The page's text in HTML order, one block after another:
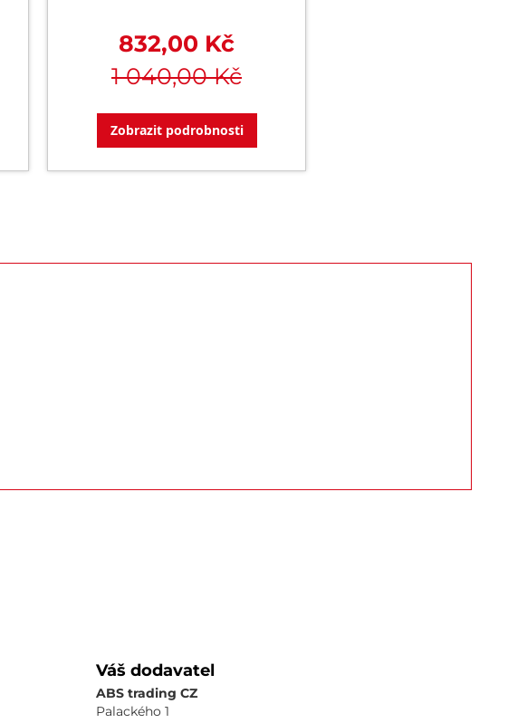
832,00 Kč
1 040,00 Kč
Zobrazit podrobnosti
Váš dodavatel
ABS trading CZ
Palackého 1